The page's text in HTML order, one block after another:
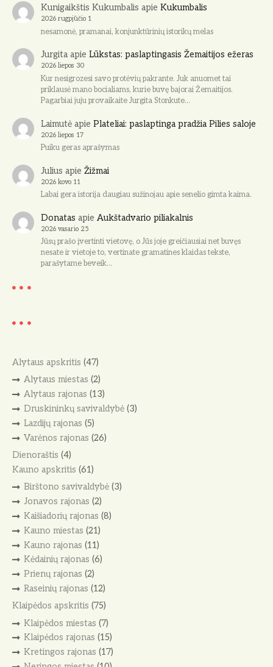
Kunigaikštis Kukumbalis apie Kukumbalis
2026 rugpjūčio 1
nesamonė, pramanai, konjunktūrinių istorikų melas
Jurgitaapie Lūkstas: paslaptingasis Žemaitijos ežeras
2026 liepos 30
Kur nesigrozesi savo protėvių pakrante. Juk anuomet tai
priklausė mano bocialiams, kurie buvę bajorai Žemaitijos.
Pagarbiai juju provaikaite Jurgita Stonkute…
Laimutėapie Plateliai: paslaptinga pradžia Pilies saloje
2026 liepos 17
Puiku geras aprašymas
Julius apie Žižmai
2026 kovo 11
Labai gera istorija daugiau sužinojau apie senelio gimta kaima.
Donatas apie Aukštadvario piliakalnis
2026 vasario 25
Jūsų prašo įvertinti vietovę, o Jūs joje greičiausiai net buvęs
nesate ir vietoje to, vertinate gramatines klaidas tekste,
parašytame beveik…
Alytaus apskritis (47)
Alytaus miestas (2)
Alytaus rajonas (13)
Druskininkų savivaldybė(3)
Lazdijų rajonas (5)
Varėnos rajonas (26)
Dienoraštis (4)
Kauno apskritis (61)
Birštono savivaldybė(3)
Jonavos rajonas (2)
Kaišiadorių rajonas (8)
Kauno miestas (21)
Kauno rajonas (11)
Kėdainių rajonas (6)
Prienų rajonas (2)
Raseinių rajonas (12)
Klaipėdos apskritis (75)
Klaipėdos miestas (7)
Klaipėdos rajonas (15)
Kretingos rajonas (17)